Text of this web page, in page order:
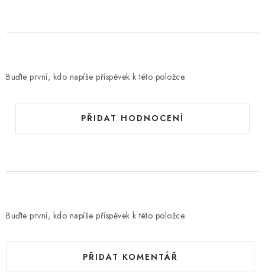
Buďte první, kdo napíše příspěvek k této položce.
PŘIDAT HODNOCENÍ
Buďte první, kdo napíše příspěvek k této položce.
PŘIDAT KOMENTÁŘ